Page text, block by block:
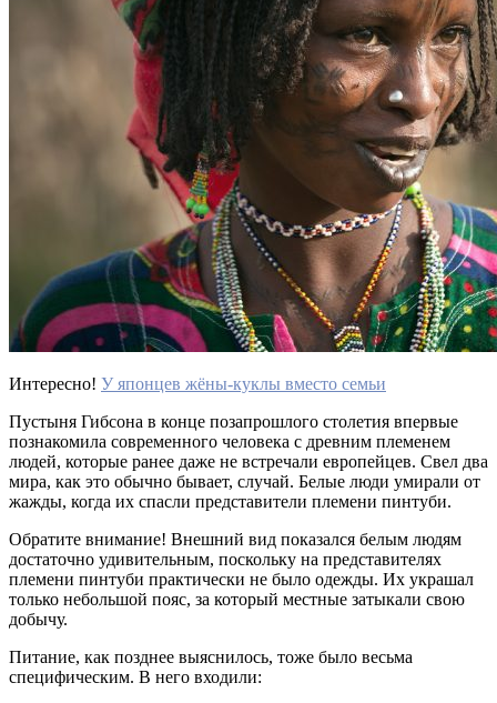
Интересно! У японцев жёны-куклы вместо семьи
Пустыня Гибсона в конце позапрошлого столетия впервые
познакомила современного человека с древним племенем
людей, которые ранее даже не встречали европейцев. Свел два
мира, как это обычно бывает, случай. Белые люди умирали от
жажды, когда их спасли представители племени пинтуби.
Обратите внимание! Внешний вид показался белым людям
достаточно удивительным, поскольку на представителях
племени пинтуби практически не было одежды. Их украшал
только небольшой пояс, за который местные затыкали свою
добычу.
Питание, как позднее выяснилось, тоже было весьма
специфическим. В него входили: